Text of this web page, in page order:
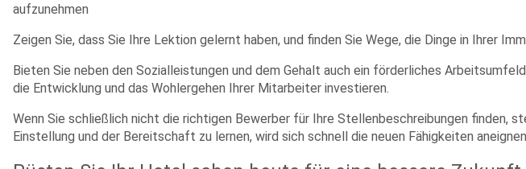
aufzunehmen
Zeigen Sie, dass Sie Ihre Lektion gelernt haben, und finden Sie Wege, die Dinge in Ihrer
Bieten Sie neben den Sozialleistungen und dem Gehalt auch ein förderliches
die Entwicklung und das Wohlergehen Ihrer Mitarbeiter investieren.
Wenn Sie schließlich nicht die richtigen Bewerber für Ihre Stellenbeschreibungen finden,
Einstellung und der Bereitschaft zu lernen, wird sich schnell die neuen Fähigkeiten